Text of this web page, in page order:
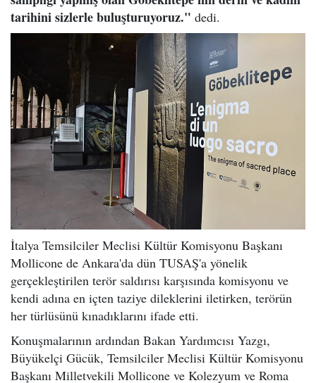
tarihini sizlerle buluşturuyoruz." dedi.
İtalya Temsilciler Meclisi Kültür Komisyonu Başkanı
Mollicone de Ankara'da dün TUSAŞ'a yönelik
gerçekleştirilen terör saldırısı karşısında komisyonu ve
kendi adına en içten taziye dileklerini iletirken, terörün
her türlüsünü kınadıklarını ifade etti.
Konuşmalarının ardından Bakan Yardımcısı Yazgı,
Büyükelçi Gücük, Temsilciler Meclisi Kültür Komisyonu
Başkanı Milletvekili Mollicone ve Kolezyum ve Roma